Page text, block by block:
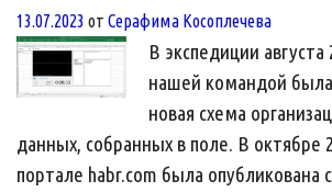
13.07.2023 от Серафима Косоплечева
В экспедиции
нашей командой
новая схема
данных, собранных в поле. В октябре
портале habr.com была опубликована